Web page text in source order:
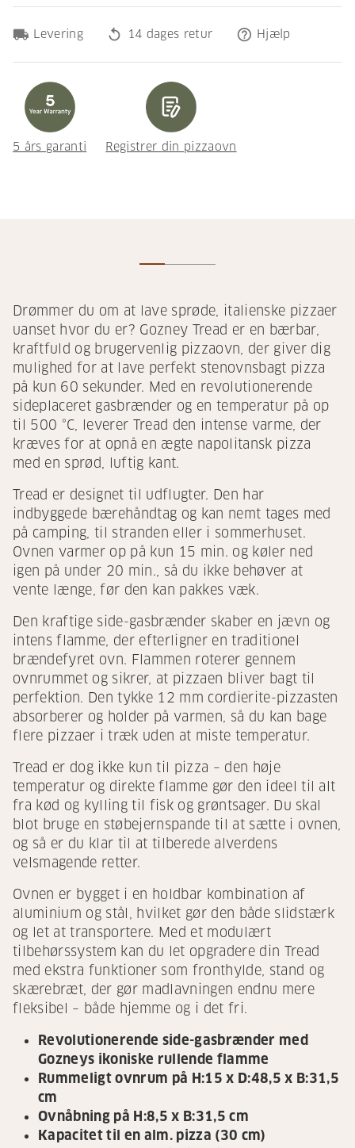
local_shipping Levering replay 14 dages retur help_outline Hjælp
5 års garanti Registrer din pizzaovn
Drømmer du om at lave sprøde, italienske pizzaer
uanset hvor du er? Gozney Tread er en bærbar,
kraftfuld og brugervenlig pizzaovn, der giver dig
mulighed for at lave perfekt stenovnsbagt pizza
på kun 60 sekunder. Med en revolutionerende
sideplaceret gasbrænder og en temperatur på op
til 500 °C, leverer Tread den intense varme, der
kræves for at opnå en ægte napolitansk pizza
med en sprød, luftig kant.
Tread er designet til udflugter. Den har
indbyggede bærehåndtag og kan nemt tages med
på camping, til stranden eller i sommerhuset.
Ovnen varmer op på kun 15 min. og køler ned
igen på under 20 min., så du ikke behøver at
vente længe, før den kan pakkes væk.
Den kraftige side-gasbrænder skaber en jævn og
intens flamme, der efterligner en traditionel
brændefyret ovn. Flammen roterer gennem
ovnrummet og sikrer, at pizzaen bliver bagt til
perfektion. Den tykke 12 mm cordierite-pizzasten
absorberer og holder på varmen, så du kan bage
flere pizzaer i træk uden at miste temperatur.
Tread er dog ikke kun til pizza – den høje
temperatur og direkte flamme gør den ideel til alt
fra kød og kylling til fisk og grøntsager. Du skal
blot bruge en støbejernspande til at sætte i ovnen,
og så er du klar til at tilberede alverdens
velsmagende retter.
Ovnen er bygget i en holdbar kombination af
aluminium og stål, hvilket gør den både slidstærk
og let at transportere. Med et modulært
tilbehørssystem kan du let opgradere din Tread
med ekstra funktioner som fronthylde, stand og
skærebræt, der gør madlavningen endnu mere
fleksibel – både hjemme og i det fri.
Revolutionerende side-gasbrænder med
Gozneys ikoniske rullende flamme
Rummeligt ovnrum på H:15 x D:48,5 x B:31,5
cm
Ovnåbning på H:8,5 x B:31,5 cm
Kapacitet til en alm. pizza (30 cm)